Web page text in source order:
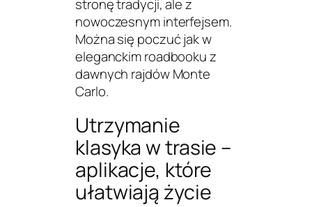
stronę tradycji, ale z
nowoczesnym interfejsem.
Można się poczuć jak w
eleganckim roadbooku z
dawnych rajdów Monte
Carlo.
Utrzymanie
klasyka w trasie –
aplikacje, które
ułatwiają życie